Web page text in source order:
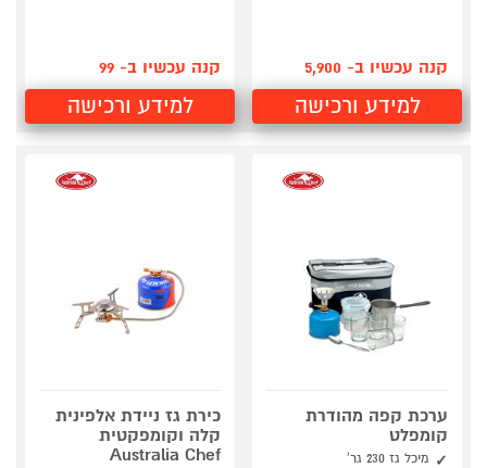
קנה עכשיו ב- 5,900
למידע ורכישה
קנה עכשיו ב- 99
למידע ורכישה
ערכת קפה מהודרת
קומפלט
מיכל גז 230 גר'
כירת גז ניידת אלפינית
קלה וקומפקטית
Australia Chef